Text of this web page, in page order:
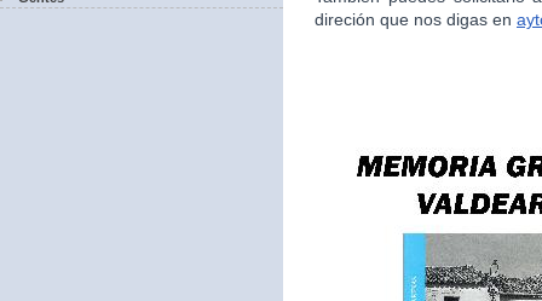
direción que nos digas en